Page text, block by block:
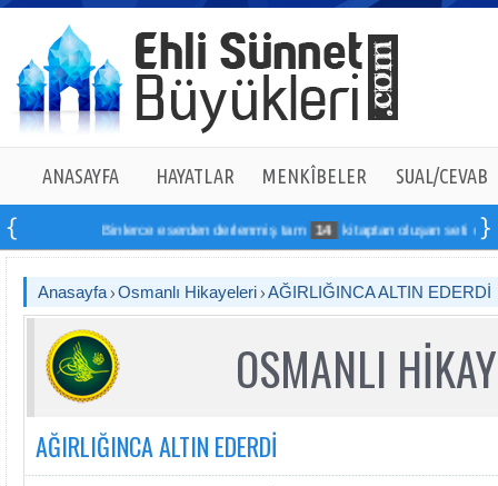
ANASAYFA HAYATLAR MENKÎBELER SUAL/CEVAB
Binlerce eserden derlenmiş tam 14 kitaptan oluşan seti online
Anasayfa Osmanlı Hikayeleri AĞIRLIĞINCA ALTIN EDERDİ
OSMANLI
AĞIRLIĞINCA ALTIN EDERDİ